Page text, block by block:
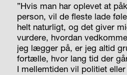
”Hvis man har oplevet at
person, vil de fleste lade
helt naturligt, og det giver
vurdere, hvordan
jeg lægger på, er jeg altid
fortælle, hvor lang tid der
I mellemtiden vil politiet